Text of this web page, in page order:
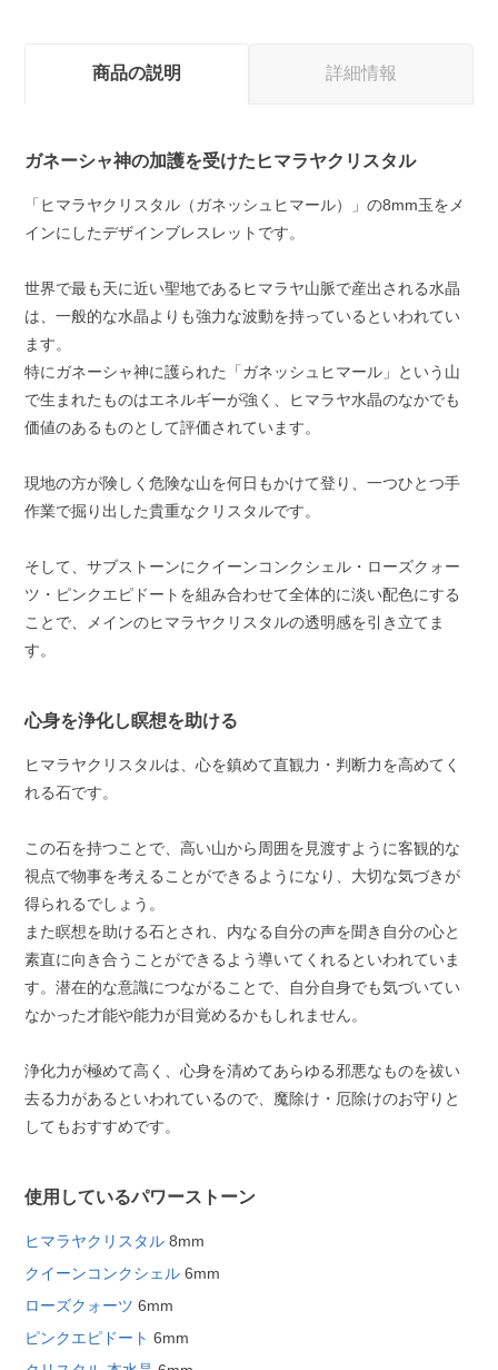
商品の説明 詳細情報
ガネーシャ神の加護を受けたヒマラヤクリスタル
「ヒマラヤクリスタル（ガネッシュヒマール）」の8mm玉をメ
インにしたデザインブレスレットです。
世界で最も天に近い聖地であるヒマラヤ山脈で産出される水晶
は、一般的な水晶よりも強力な波動を持っているといわれてい
ます。
特にガネーシャ神に護られた「ガネッシュヒマール」という山
で生まれたものはエネルギーが強く、ヒマラヤ水晶のなかでも
価値のあるものとして評価されています。
現地の方が険しく危険な山を何日もかけて登り、一つひとつ手
作業で掘り出した貴重なクリスタルです。
そして、サブストーンにクイーンコンクシェル・ローズクォー
ツ・ピンクエピドートを組み合わせて全体的に淡い配色にする
ことで、メインのヒマラヤクリスタルの透明感を引き立てま
す。
心身を浄化し瞑想を助ける
ヒマラヤクリスタルは、心を鎮めて直観力・判断力を高めてく
れる石です。
この石を持つことで、高い山から周囲を見渡すように客観的な
視点で物事を考えることができるようになり、大切な気づきが
得られるでしょう。
また瞑想を助ける石とされ、内なる自分の声を聞き自分の心と
素直に向き合うことができるよう導いてくれるといわれていま
す。潜在的な意識につながることで、自分自身でも気づいてい
なかった才能や能力が目覚めるかもしれません。
浄化力が極めて高く、心身を清めてあらゆる邪悪なものを祓い
去る力があるといわれているので、魔除け・厄除けのお守りと
してもおすすめです。
使用しているパワーストーン
ヒマラヤクリスタル 8mm
クイーンコンクシェル 6mm
ローズクォーツ 6mm
ピンクエピドート 6mm